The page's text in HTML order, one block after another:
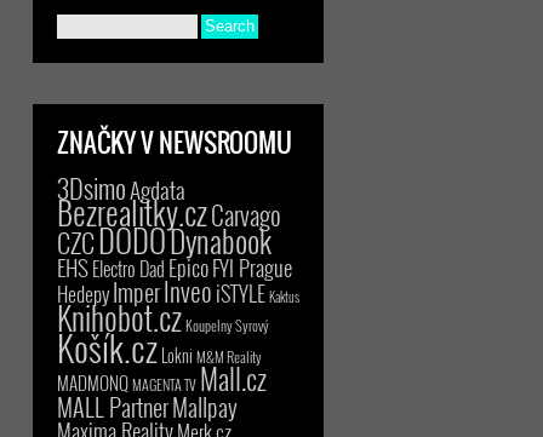
ZNAČKY V NEWSROOMU
3DsimoAgdata
Bezrealitky.czCarvago
CZCDODODynabook
EHSElectro Dad EpicoFYI Prague
HedepyImperInveoiSTYLE Kaktus
Knihobot.czKoupelny Syrový
Košík.czLokni M&M Reality
MADMONQMAGENTA TV Mall.cz
MALL PartnerMallpay